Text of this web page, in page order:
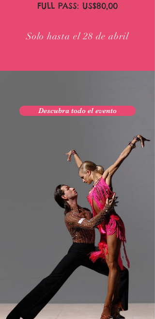
FULL PASS: US$80,00
Solo hasta el 28 de abril
Descubra todo el evento